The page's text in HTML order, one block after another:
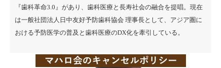
『歯科革命3.0』があり、歯科医療と長寿社会の融合を提唱。現在
は一般社団法人日中友好予防歯科協会 理事長として、アジア圏に
おける予防医学の普及と歯科医療のDX化を牽引している。